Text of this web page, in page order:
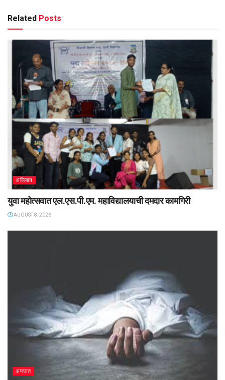
Related Posts
अलिबाग
युवा महोत्सवात एल.एस.पी.एम. महाविद्यालयाची दमदार कामगिरी
AUGUST 8, 2026
अपघात